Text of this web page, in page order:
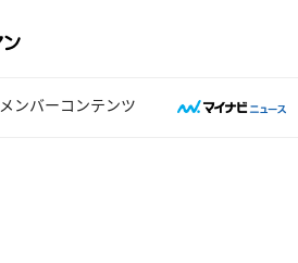
メンバーコンテンツ